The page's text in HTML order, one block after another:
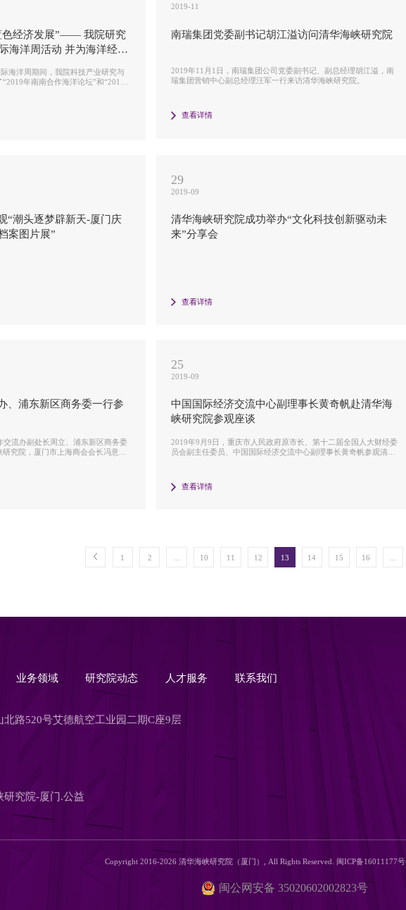
色经济发展”—— 我院研究
海洋周活动 并为海洋经济
海洋周期间，我院科技产业研究与
年南南合作海洋论坛”和“2019
”的主旨发言。
2019-11
南瑞集团党委副书记胡江溢访问清华海峡研究院
2019年11月1日，南瑞集团公司党委副书记、副总经理胡江溢，南
瑞集团营销中心副总经理汪军一行来访清华海峡研究院。
查看详情
“潮头逐梦辟新天-厦门庆
案图片展”
29
2019-09
清华海峡研究院成功举办“文化科技创新驱动未
来”分享会
查看详情
、浦东新区商务委一行参
交流办副处长周立、浦东新区商务委
究院，厦门市上海商会会长冯意山
25
2019-09
中国国际经济交流中心副理事长黄奇帆赴清华海
峡研究院参观座谈
2019年9月9日，重庆市人民政府原市长、第十二届全国人大财经委
员会副主任委员、中国国际经济交流中心副理事长黄奇帆参观清华
查看详情
1 2 10 11 12 13 14 15 16
业务领域 研究院动态 人才服务 联系我们
路520号艾德航空工业园二期C座9层
研究院-厦门.公益
Copyright 2016-2026 清华海峡研究院（厦门）, All Rights Reserved. 闽ICP备16011177
闽公网安备 35020602002823号